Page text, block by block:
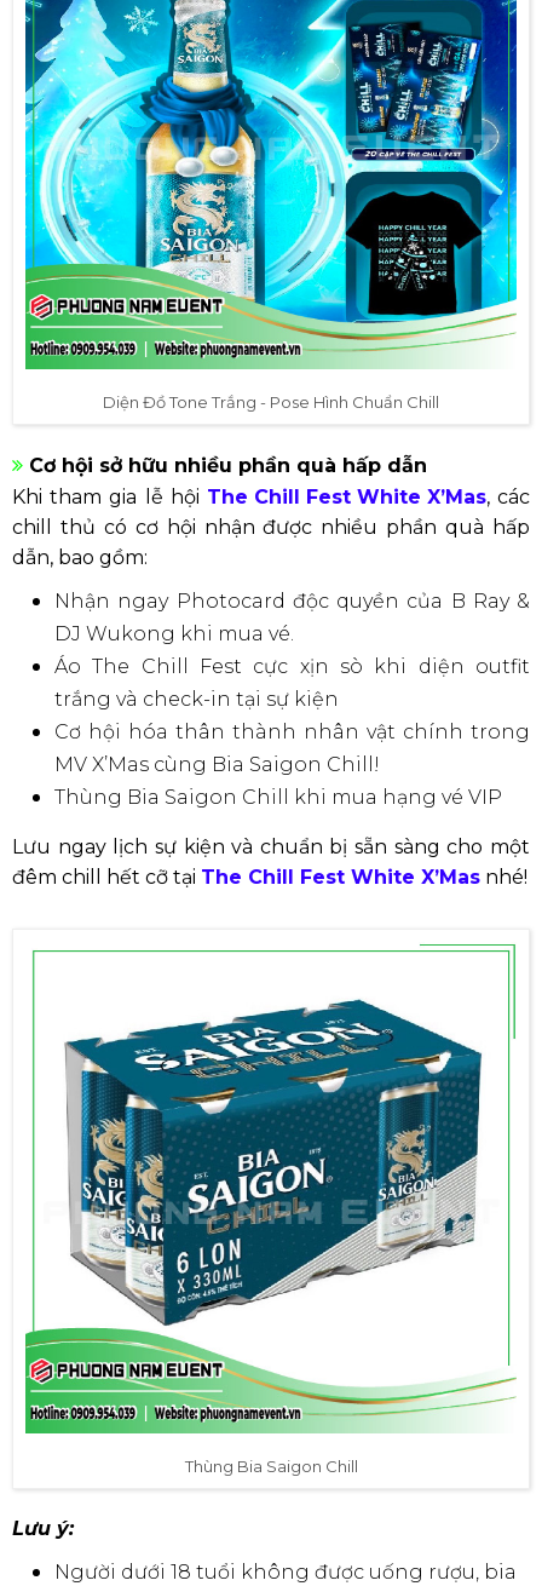
Diện Đồ Tone Trắng - Pose Hình Chuẩn Chill
Cơ hội sở hữu nhiều phần quà hấp dẫn
Khi tham gia lễ hội The Chill Fest White X’Mas, các
chill thủ có cơ hội nhận được nhiều phần quà hấp
dẫn, bao gồm:
Nhận ngay Photocard độc quyền của B Ray &
DJ Wukong khi mua vé.
Áo The Chill Fest cực xịn sò khi diện outfit
trắng và check-in tại sự kiện
Cơ hội hóa thân thành nhân vật chính trong
MV X’Mas cùng Bia Saigon Chill!
Thùng Bia Saigon Chill khi mua hạng vé VIP
Lưu ngay lịch sự kiện và chuẩn bị sẵn sàng cho một
đêm chill hết cỡ tại The Chill Fest White X’Mas nhé!
Thùng Bia Saigon Chill
Lưu ý:
Người dưới 18 tuổi không được uống rượu, bia